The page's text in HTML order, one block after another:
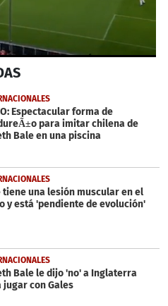
Espectacular forma de
para imitar chilena de
Bale en una piscina
tiene una lesión muscular en el
y está 'pendiente de evolución'
Bale le dijo 'no' a Inglaterra
jugar con Gales